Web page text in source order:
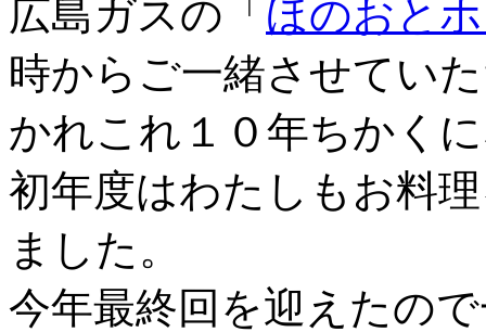
広島ガスの「 ほのおと
時からご一緒させてい
かれこれ１０年ちかく
初年度はわたしもお料
ました。
今年最終回を迎えたの